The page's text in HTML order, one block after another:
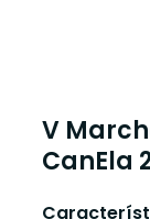
V
CanEla